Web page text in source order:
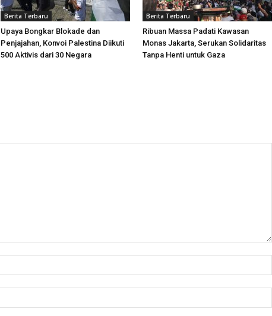
Berita Terbaru
Upaya Bongkar Blokade dan
Penjajahan, Konvoi Palestina Diikuti
500 Aktivis dari 30 Negara
Berita Terbaru
Ribuan Massa Padati Kawasan
Monas Jakarta, Serukan Solidaritas
Tanpa Henti untuk Gaza